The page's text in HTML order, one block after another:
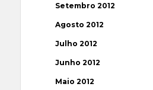
Setembro 2012
Agosto 2012
Julho 2012
Junho 2012
Maio 2012